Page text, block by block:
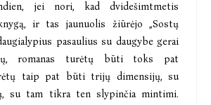
jei nori, kad dvidešimtmetis
ir tas jaunuolis žiūrėjo „Sostų
pasaulius su daugybe gerai
romanas turėtų būti toks pat
taip pat būti trijų dimensijų, su
su tam tikra ten slypinčia mintimi.